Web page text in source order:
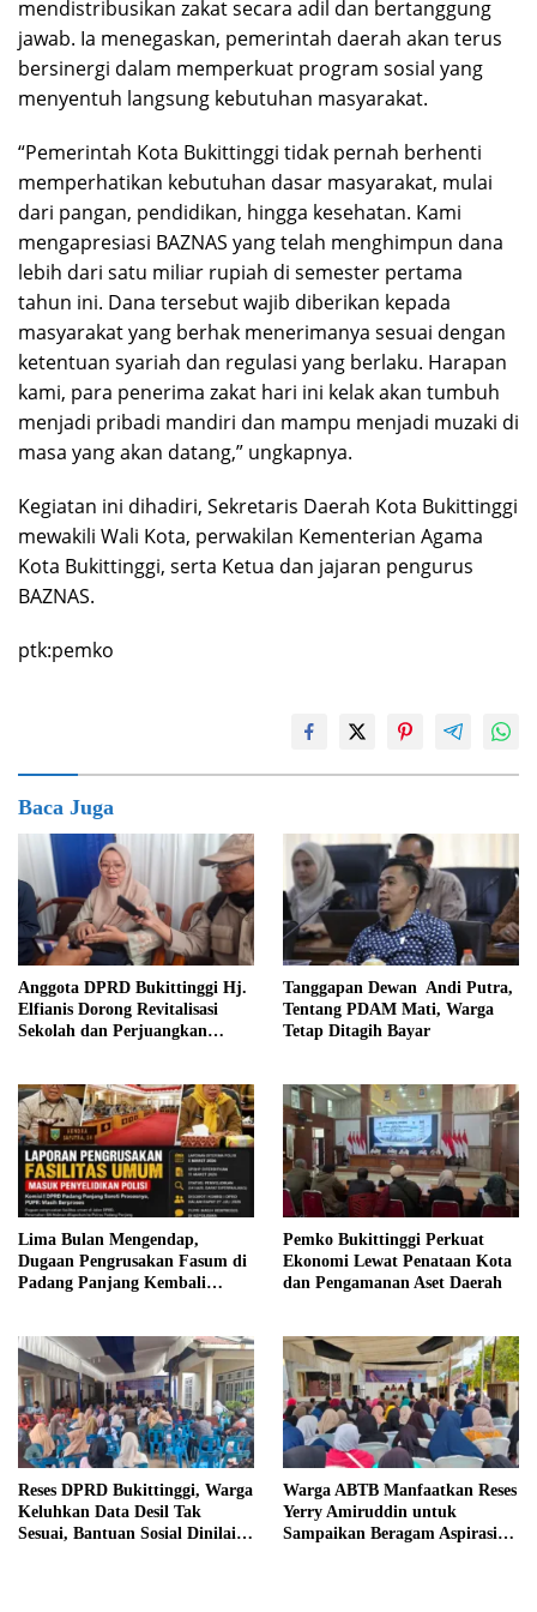
mendistribusikan zakat secara adil dan bertanggung
jawab. Ia menegaskan, pemerintah daerah akan terus
bersinergi dalam memperkuat program sosial yang
menyentuh langsung kebutuhan masyarakat.
“Pemerintah Kota Bukittinggi tidak pernah berhenti
memperhatikan kebutuhan dasar masyarakat, mulai
dari pangan, pendidikan, hingga kesehatan. Kami
mengapresiasi BAZNAS yang telah menghimpun dana
lebih dari satu miliar rupiah di semester pertama
tahun ini. Dana tersebut wajib diberikan kepada
masyarakat yang berhak menerimanya sesuai dengan
ketentuan syariah dan regulasi yang berlaku. Harapan
kami, para penerima zakat hari ini kelak akan tumbuh
menjadi pribadi mandiri dan mampu menjadi muzaki di
masa yang akan datang,” ungkapnya.
Kegiatan ini dihadiri, Sekretaris Daerah Kota Bukittinggi
mewakili Wali Kota, perwakilan Kementerian Agama
Kota Bukittinggi, serta Ketua dan jajaran pengurus
BAZNAS.
ptk:pemko
Baca Juga
Anggota DPRD Bukittinggi Hj.
Elfianis Dorong Revitalisasi
Sekolah dan Perjuangkan
Tanggapan Dewan Andi Putra,
Tentang PDAM Mati, Warga
Tetap Ditagih Bayar
Lima Bulan Mengendap,
Dugaan Pengrusakan Fasum di
Padang Panjang Kembali
Pemko Bukittinggi Perkuat
Ekonomi Lewat Penataan Kota
dan Pengamanan Aset Daerah
Reses DPRD Bukittinggi, Warga
Keluhkan Data Desil Tak
Sesuai, Bantuan Sosial Dinilai
Warga ABTB Manfaatkan Reses
Yerry Amiruddin untuk
Sampaikan Beragam Aspirasi